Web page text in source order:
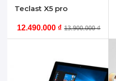
Teclast X5 pro
13.900.000₫
12.490.000 ₫